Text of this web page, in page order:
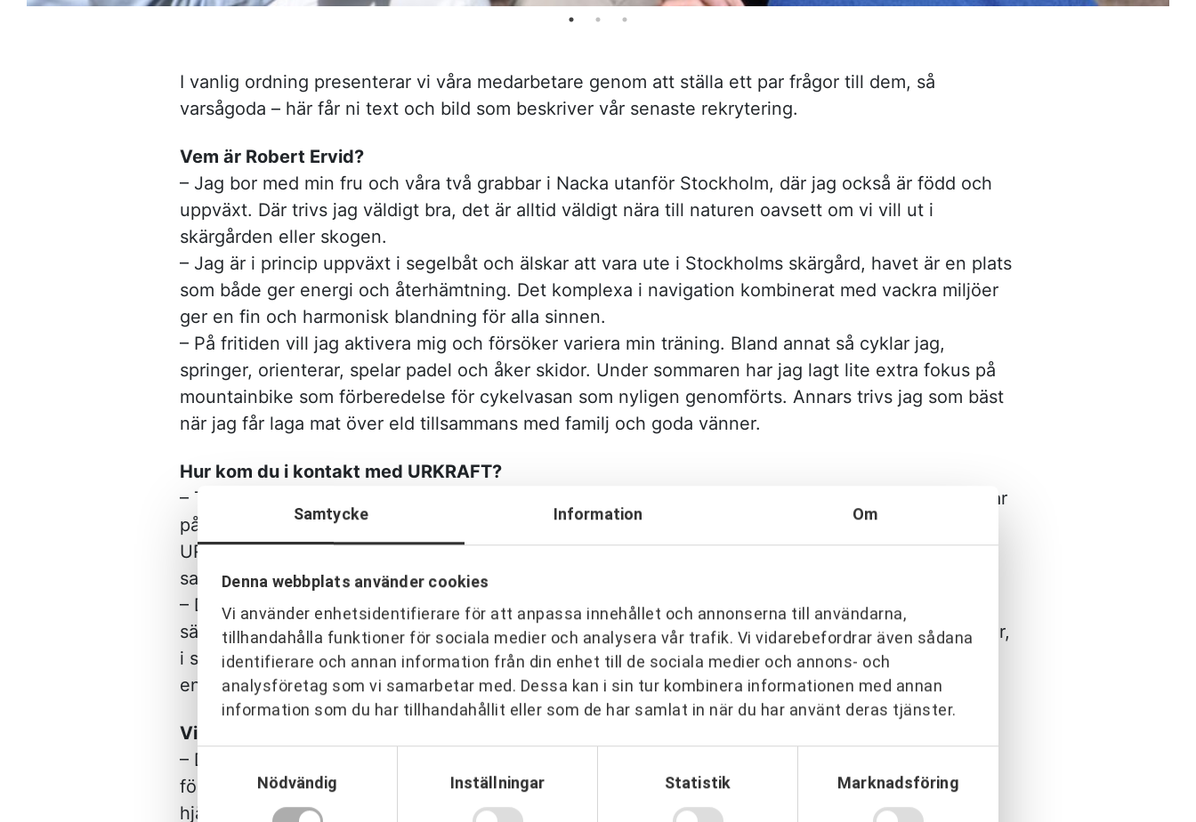
Samtycke Information Om
Denna webbplats använder cookies
Vi använder enhetsidentifierare för att anpassa innehållet och annonserna till användarna,
tillhandahålla funktioner för sociala medier och analysera vår trafik. Vi vidarebefordrar även sådana
identifierare och annan information från din enhet till de sociala medier och annons- och
analysföretag som vi samarbetar med. Dessa kan i sin tur kombinera informationen med annan
information som du har tillhandahållit eller som de har samlat in när du har använt deras tjänster.
Samtyckesval
Nödvändig
Inställningar Statistik Marknadsföring
I vanlig ordning presenterar vi våra medarbetare genom att ställa ett par frågor till dem, så
varsågoda – här får ni text och bild som beskriver vår senaste rekrytering.
Vem är Robert Ervid?
– Jag bor med min fru och våra två grabbar i Nacka utanför Stockholm, där jag också är född och
uppväxt. Där trivs jag väldigt bra, det är alltid väldigt nära till naturen oavsett om vi vill ut i
skärgården eller skogen.
– Jag är i princip uppväxt i segelbåt och älskar att vara ute i Stockholms skärgård, havet är en plats
som både ger energi och återhämtning. Det komplexa i navigation kombinerat med vackra miljöer
ger en fin och harmonisk blandning för alla sinnen.
– På fritiden vill jag aktivera mig och försöker variera min träning. Bland annat så cyklar jag,
springer, orienterar, spelar padel och åker skidor. Under sommaren har jag lagt lite extra fokus på
mountainbike som förberedelse för cykelvasan som nyligen genomförts. Annars trivs jag som bäst
när jag får laga mat över eld tillsammans med familj och goda vänner.
Hur kom du i kontakt med URKRAFT?
– Tidigare arbetade jag på Nacka kommun, tillsammans med Pierre och Mattias, som också arbetar
på URKRAFT. Vi genomförde en stor upphandling av ett Strategiskt Partneringavtal och anlitade
URKRAFT för att utbilda oss, genomföra upphandlingen och också vara partneringledare i
samarbetet.
– Det var en intressant och lärorik period. Det gav mig verktyg för att driva entreprenader på ett
sätt som jag saknade i branschen. Att utföra projekten tillsammans med entreprenör och konsulter,
i stället som det så ofta blev, en dragkamp mellan två parter. Samarbetet blev både roligare och
enklare samtidigt som vi skapade fina byggnader och härliga platser.
Vilka erfarenheter har du med dig från ditt tidigare yrkesliv?
– Då jag tidigare har arbetat som både konsult, entreprenör och beställare har jag gedigen
förståelse för alla olika roller i projekten, utmaningar såväl som drivkrafter. Det gör att jag kan
hjälpa till att hitta gemensamma mål. Jag har också arbetat som snickare och vet därmed att de